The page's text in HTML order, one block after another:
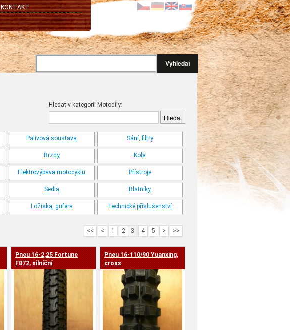
KONTAKT
Vyhledat
Hledat v kategorii Motodíly:
Palivová soustava Sání, filtry
Brzdy Kola
Elektrovýbava motocyklu Přístroje
Sedla Blatníky
Ložiska, gufera Technické příslušenství
<< < 1 2 3 4 5 > >>
Pneu 16-2,25 Fortune
F872, silniční
Pneu 16-110/90 Yuanxing,
cross